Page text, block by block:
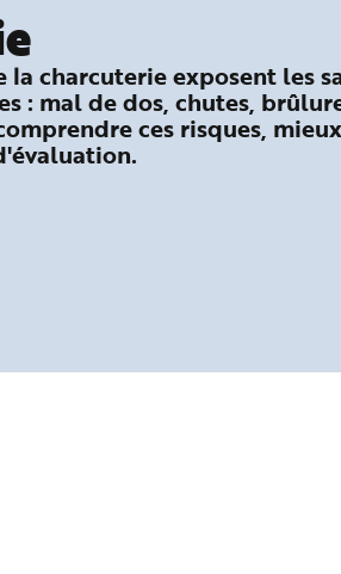
charcuterie exposent les
: mal de dos, chutes,
ces risques,